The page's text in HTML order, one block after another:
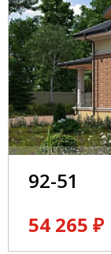
92-51
54 265 ₽